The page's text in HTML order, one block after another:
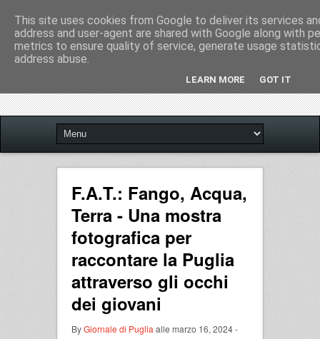
F.A.T.: Fango, Acqua,
Terra - Una mostra
fotografica per
raccontare la Puglia
attraverso gli occhi
dei giovani
ByGiornale di Puglia alle marzo 16, 2024 -
This site uses cookies from Google to deliver its services
address and user-agent are shared with Google along with
metrics to ensure quality of service, generate usage
address abuse.
LEARN MORE GOT IT